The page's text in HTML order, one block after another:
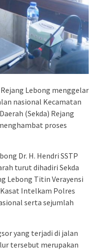
Lebong menggelar
nasional Kecamatan
(Sekda) Rejang
proses
Dr. H. Hendri SSTP
turut dihadiri Sekda
Lebong Titin Verayensi
Kasat Intelkam Polres
serta sejumlah
yang terjadi di jalan
tersebut merupakan